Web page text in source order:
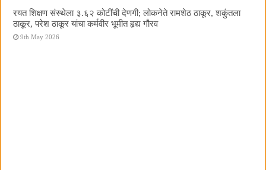
रयत शिक्षण संस्थेला ३.६२ कोटींची देणगी; लोकनेते रामशेठ ठाकूर, शकुंतला
ठाकूर, परेश ठाकूर यांचा कर्मवीर भूमीत हृद्य गौरव
9th May 2026